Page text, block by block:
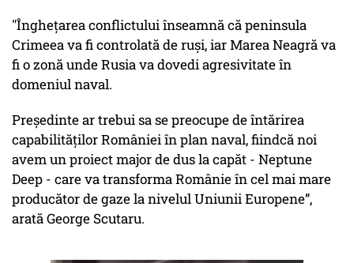
"Înghețarea conflictului înseamnă că peninsula
Crimeea va fi controlată de ruși, iar Marea Neagră va
fi o zonă unde Rusia va dovedi agresivitate în
domeniul naval.
Președinte ar trebui sa se preocupe de întărirea
capabilităților României în plan naval, fiindcă noi
avem un proiect major de dus la capăt - Neptune
Deep - care va transforma Românie în cel mai mare
producător de gaze la nivelul UniuniiEuropene”,
arată George Scutaru.